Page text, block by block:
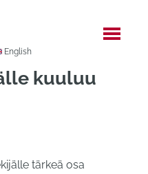
English
kuuluu
tärkeä osa